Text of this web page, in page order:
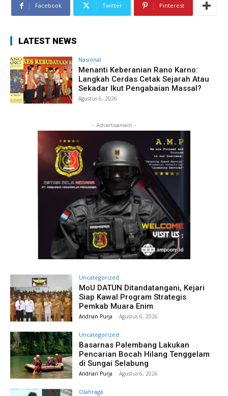
Facebook Twitter Pinterest
LATEST NEWS
Nasional
Menanti Keberanian Rano Karno:
Langkah Cerdas Cetak Sejarah Atau
Sekadar Ikut Pengabaian Massal?
Agustus 6, 2026
- Advertisement -
Uncategorized
MoU DATUN Ditandatangani, Kejari
Siap Kawal Program Strategis
Pemkab Muara Enim
Andrian Purja - Agustus 6, 2026
Uncategorized
Basarnas Palembang Lakukan
Pencarian Bocah Hilang Tenggelam
di Sungai Selabung
Andrian Purja - Agustus 6, 2026
Olahraga